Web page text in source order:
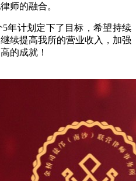
师的融合。
年计划定下了目标，希望持续
续提高我所的营业收入，加强
的成就！